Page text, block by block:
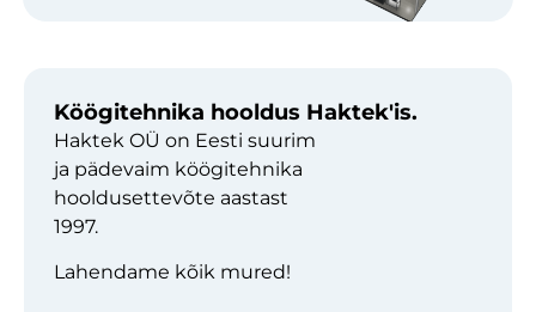
Köögitehnika hooldus Haktek'is.
Haktek OÜ on Eesti suurim
ja pädevaim köögitehnika
hooldusettevõte aastast
1997.
Lahendame kõik mured!